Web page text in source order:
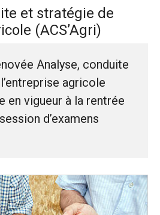
et stratégie de
(ACS’Agri)
Analyse, conduite
agricole
en vigueur à la rentrée
d’examens